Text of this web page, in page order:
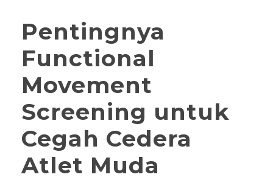
Pentingnya
Functional
Movement
Screening untuk
Cegah Cedera
Atlet Muda